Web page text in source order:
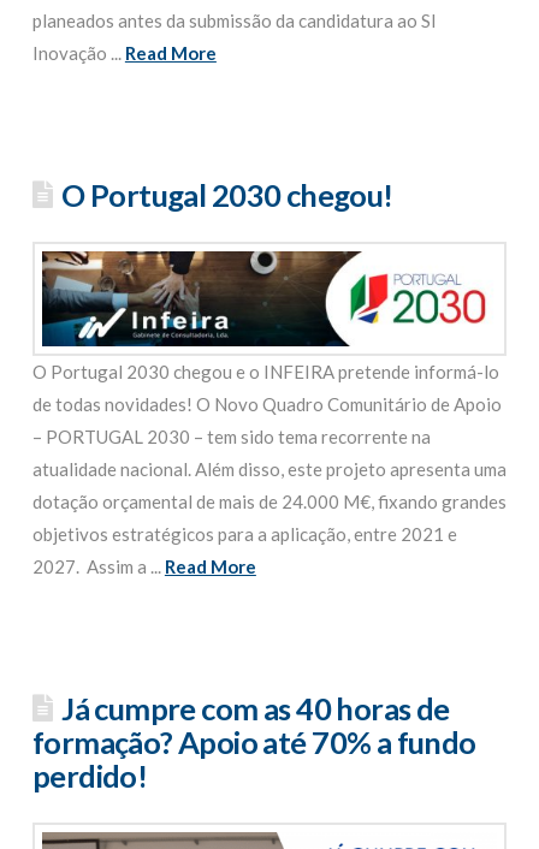
planeados antes da submissão da candidatura ao SI
Inovação ... Read More
O Portugal 2030 chegou!
O Portugal 2030 chegou e o INFEIRA pretende informá-lo
de todas novidades! O Novo Quadro Comunitário de Apoio
– PORTUGAL 2030 – tem sido tema recorrente na
atualidade nacional. Além disso, este projeto apresenta uma
dotação orçamental de mais de 24.000 M€, fixando grandes
objetivos estratégicos para a aplicação, entre 2021 e
2027. Assim a ... Read More
Já cumpre com as 40 horas de
formação? Apoio até 70% a fundo
perdido!